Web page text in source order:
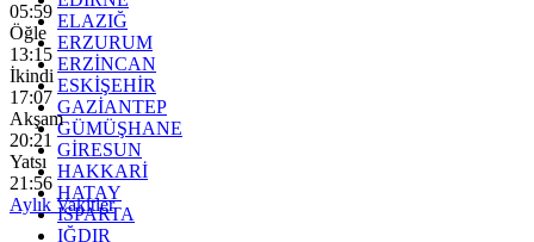
ELAZIĞ
ERZURUM
ERZİNCAN
ESKİŞEHİR
GAZİANTEP
GÜMÜŞHANE
GİRESUN
HAKKARİ
HATAY
ISPARTA
IĞDIR
05:59
Öğle
13:15
İkindi
17:07
Akşam
20:21
Yatsı
21:56
Aylık Vakitler